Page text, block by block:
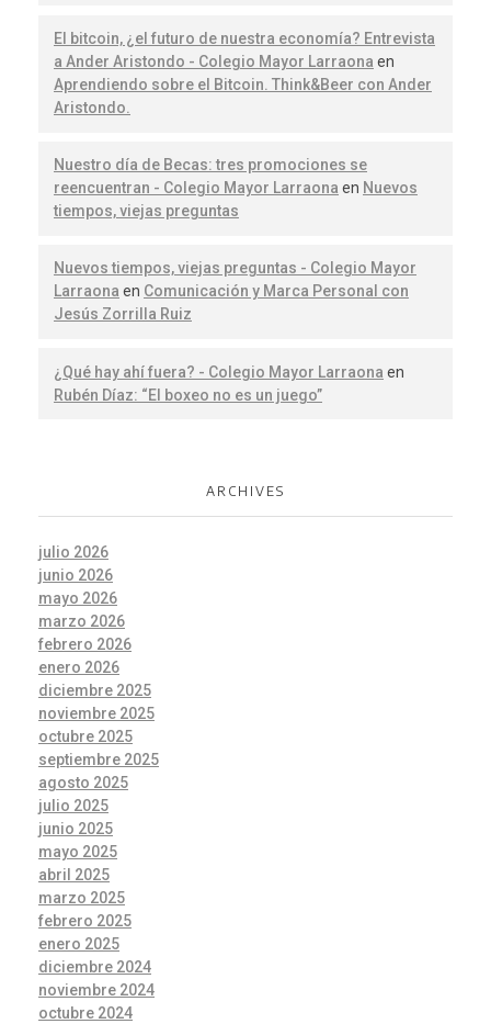
El bitcoin, ¿el futuro de nuestra economía? Entrevista
a Ander Aristondo - Colegio Mayor Larraona en
Aprendiendo sobre el Bitcoin. Think&Beer con Ander
Aristondo.
Nuestro día de Becas: tres promociones se
reencuentran - Colegio Mayor Larraona en Nuevos
tiempos, viejas preguntas
Nuevos tiempos, viejas preguntas - Colegio Mayor
Larraona en Comunicación y Marca Personal con
Jesús Zorrilla Ruiz
¿Qué hay ahí fuera? - Colegio Mayor Larraona en
Rubén Díaz: “El boxeo no es un juego”
ARCHIVES
julio 2026
junio 2026
mayo 2026
marzo 2026
febrero 2026
enero 2026
diciembre 2025
noviembre 2025
octubre 2025
septiembre 2025
agosto 2025
julio 2025
junio 2025
mayo 2025
abril 2025
marzo 2025
febrero 2025
enero 2025
diciembre 2024
noviembre 2024
octubre 2024